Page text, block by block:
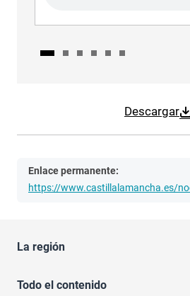
Descargar
Enlace permanente:
https://www.castillalamancha.es/
La región
Todo el contenido